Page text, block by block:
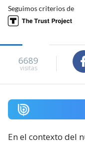
Seguimos criterios de
6689
visitas
En el contexto del